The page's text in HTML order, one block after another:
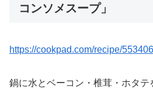
コンソメスープ」
https://cookpad.com/recipe/
鍋に水とベーコン・椎茸・ホタテ